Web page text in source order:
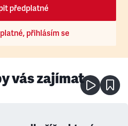
předplatné
přihlásím se
vás zajímat